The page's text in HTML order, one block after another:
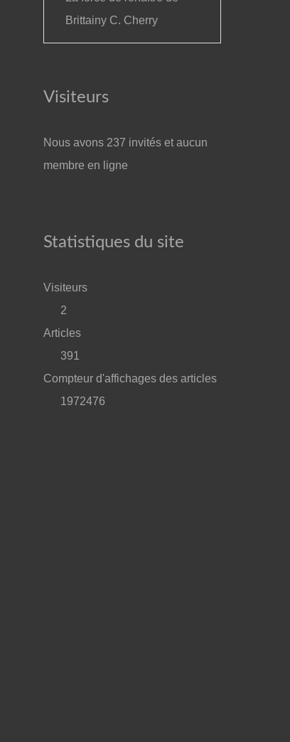
Brittainy C. Cherry
Visiteurs
Nous avons 237 invités et aucun
membre en ligne
Statistiques du site
Visiteurs
2
Articles
391
Compteur d'affichages des articles
1972476